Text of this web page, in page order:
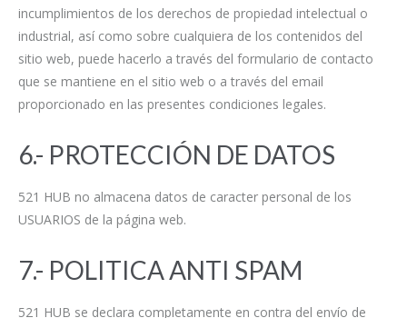
incumplimientos de los derechos de propiedad intelectual o
industrial, así como sobre cualquiera de los contenidos del
sitio web, puede hacerlo a través del formulario de contacto
que se mantiene en el sitio web o a través del email
proporcionado en las presentes condiciones legales.
6.- PROTECCIÓN DE DATOS
521 HUB no almacena datos de caracter personal de los
USUARIOS de la página web.
7.- POLITICA ANTI SPAM
521 HUB se declara completamente en contra del envío de